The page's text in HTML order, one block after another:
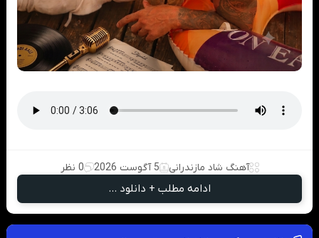
آهنگ شاد مازندرانی 5 آگوست 2026 0 نظر
ادامه مطلب + دانلود ...